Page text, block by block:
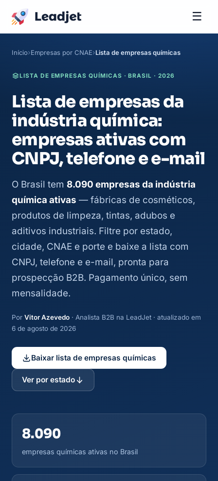
☰
Início Empresas por CNAE Lista de empresas químicas
LISTA DE EMPRESAS QUÍMICAS · BRASIL · 2026
Lista de empresas da
indústria química:
empresas ativas com
CNPJ, telefone e e-mail
O Brasil tem 8.090 empresas da indústria
química ativas — fábricas de cosméticos,
produtos de limpeza, tintas, adubos e
aditivos industriais. Filtre por estado,
cidade, CNAE e porte e baixe a lista com
CNPJ, telefone e e-mail, pronta para
prospecção B2B. Pagamento único, sem
mensalidade.
Por Vitor Azevedo · Analista B2B na LeadJet · atualizado em
6 de agosto de 2026
Baixar lista de empresas químicas
Ver por estado
8.090
empresas químicas ativas no Brasil